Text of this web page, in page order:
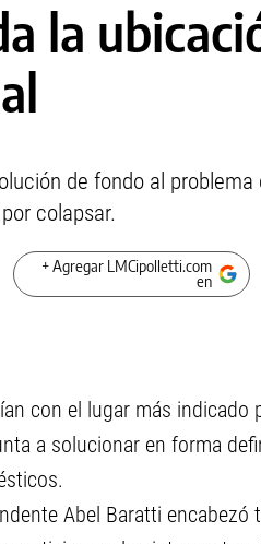
la
de fondo al
colapsar.
+ Agregar LMCipolletti.com
en
con el lugar más
a solucionar en forma
Abel Baratti encabezó